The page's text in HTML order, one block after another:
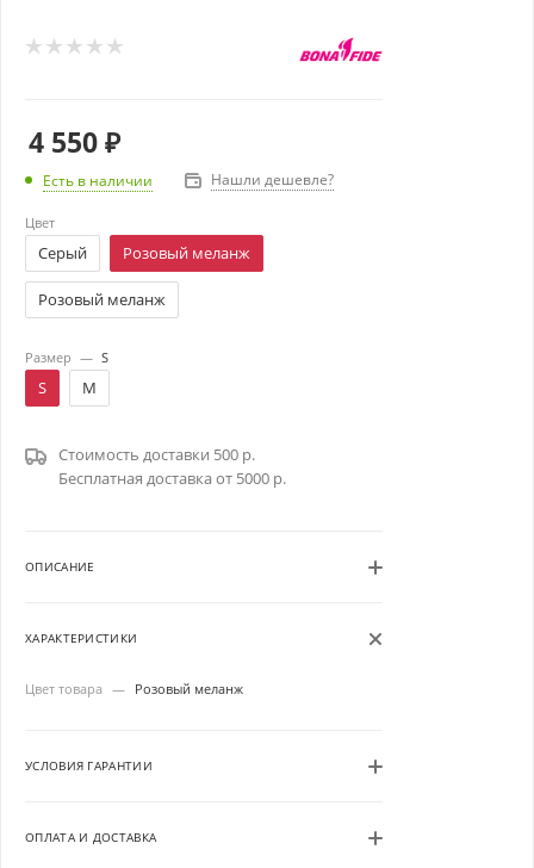
4 550₽
Есть в наличии Нашли дешевле?
Цвет
Серый Розовый меланж
Розовый меланж
Размер — S
S M
Стоимость доставки 500 р.
Бесплатная доставка от 5000 р.
ОПИСАНИЕ
ХАРАКТЕРИСТИКИ
Цвет товара — Розовый меланж
УСЛОВИЯ ГАРАНТИИ
ОПЛАТА И ДОСТАВКА